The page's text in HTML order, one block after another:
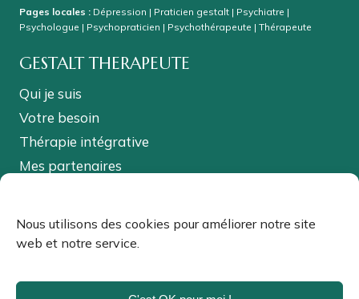
Nous utilisons des cookies pour améliorer notre site
web et notre service.
Pages locales : Dépression | Praticien gestalt | Psychiatre |
Psychologue | Psychopraticien | Psychothérapeute | Thérapeute
GESTALT THERAPEUTE
Qui je suis
Votre besoin
Thérapie intégrative
Mes partenaires